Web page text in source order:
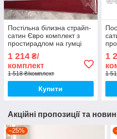
Постільна білизна страйп-
сатин Євро комплект з
простирадлом на гумці
180*200+25см, Тканина -
Бавовна
1 214 ₴/
комплект
1 518 ₴/комплект
Купити
1
1
Акційні пропозиції та
–25%